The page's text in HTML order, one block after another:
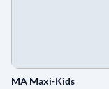
MA Maxi-Kids